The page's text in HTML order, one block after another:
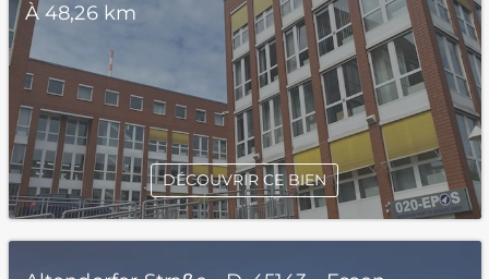
À 48,26 km
DÉCOUVRIR CE BIEN